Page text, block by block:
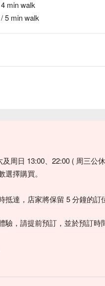
min walk
5 min walk
周日 13:00、22:00 ( 周三公休
擇購買。
達，店家將保留 5 分鐘的訂
，請提前預訂，並於預訂時